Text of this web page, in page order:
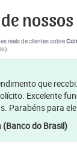
reais de clientes sobre
que
Excelente
Parabéns para
(Banco do Brasil)